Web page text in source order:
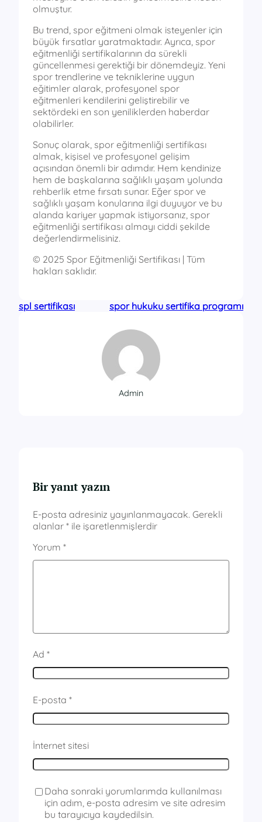
olmuştur.
Bu trend, spor eğitmeni olmak isteyenler için
büyük fırsatlar yaratmaktadır. Ayrıca, spor
eğitmenliği sertifikalarının da sürekli
güncellenmesi gerektiği bir dönemdeyiz. Yeni
spor trendlerine ve tekniklerine uygun
eğitimler alarak, profesyonel spor
eğitmenleri kendilerini geliştirebilir ve
sektördeki en son yeniliklerden haberdar
olabilirler.
Sonuç olarak, spor eğitmenliği sertifikası
almak, kişisel ve profesyonel gelişim
açısından önemli bir adımdır. Hem kendinize
hem de başkalarına sağlıklı yaşam yolunda
rehberlik etme fırsatı sunar. Eğer spor ve
sağlıklı yaşam konularına ilgi duyuyor ve bu
alanda kariyer yapmak istiyorsanız, spor
eğitmenliği sertifikası almayı ciddi şekilde
değerlendirmelisiniz.
© 2025 Spor Eğitmenliği Sertifikası | Tüm
hakları saklıdır.
spl sertifikası spor hukuku sertifika programı
Admin
Bir yanıt yazın
E-posta adresiniz yayınlanmayacak. Gerekli
alanlar * ile işaretlenmişlerdir
Yorum *
Ad *
E-posta *
İnternet sitesi
Daha sonraki yorumlarımda kullanılması
için adım, e-posta adresim ve site adresim
bu tarayıcıya kaydedilsin.